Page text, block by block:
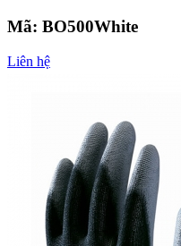
Mã: BO500White
Liên hệ